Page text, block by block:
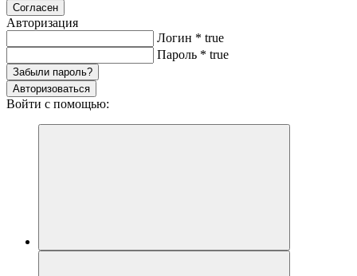
Согласен
Авторизация
Логин * true
Пароль * true
Забыли пароль?
Авторизоваться
Войти с помощью: